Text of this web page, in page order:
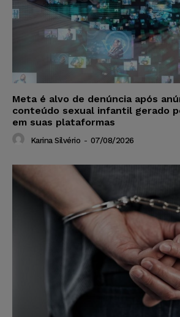
Meta é alvo de denúncia após
conteúdo sexual infantil gerado
em suas plataformas
Karina Silvério - 07/08/2026